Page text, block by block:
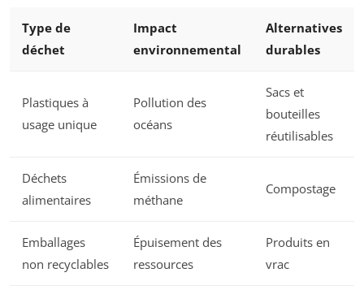
Type de
déchet
Impact
environnemental
Alternatives
durables
Plastiques à
usage unique
Pollution des
océans
Sacs et
bouteilles
réutilisables
Déchets
alimentaires
Émissions de
méthane
Compostage
Emballages
non recyclables
Épuisement des
ressources
Produits en
vrac